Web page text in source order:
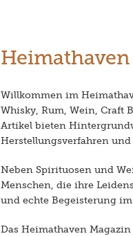
Heimathaven
Willkommen im
Whisky, Rum, Wein, Craft
Artikel bieten
Herstellungsverfahren
Neben Spirituosen und
Menschen, die ihre
und echte Begeisterung
Das Heimathaven